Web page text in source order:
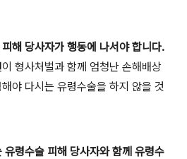
해 당사자가 행동에 나서야 합니다.
형사처벌과 함께 엄청난 손해배상
야 다시는 유령수술을 하지 않을 것
령수술 피해 당사자와 함께 유령수